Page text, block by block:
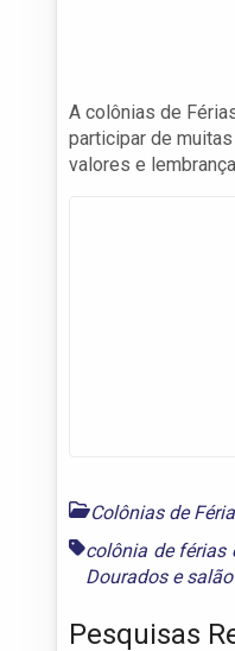
A colônias de
participar de
valores e
Colônias de
colônia de férias
Douradose
Pesquisas